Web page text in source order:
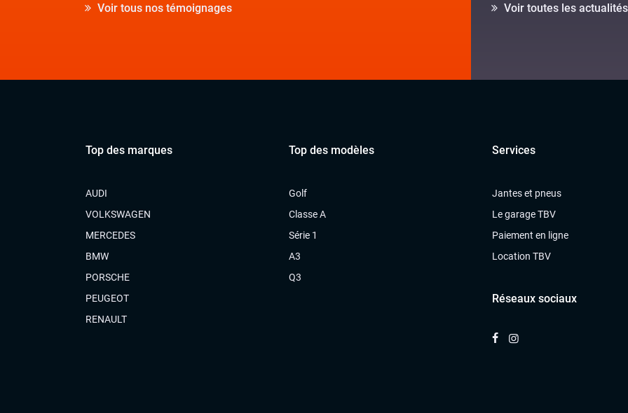
Voir tous nos témoignages Voir toutes les actualités
Top des marques
AUDI
VOLKSWAGEN
MERCEDES
BMW
PORSCHE
PEUGEOT
RENAULT
Top des modèles
Golf
Classe A
Série 1
A3
Q3
Services
Jantes et pneus
Le garage TBV
Paiement en ligne
Location TBV
Réseaux sociaux